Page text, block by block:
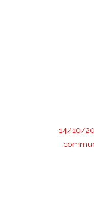
14/10/